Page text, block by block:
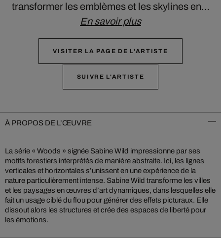
transformer les emblèmes et les skylines en…
En savoir plus
VISITER LA PAGE DE L'ARTISTE
SUIVRE L'ARTISTE
À PROPOS DE L’ŒUVRE
La série « Woods » signée Sabine Wild impressionne par ses
motifs forestiers interprétés de manière abstraite. Ici, les lignes
verticales et horizontales s’unissent en une expérience de la
nature particulièrement intense. Sabine Wild transforme les villes
et les paysages en œuvres d’art dynamiques, dans lesquelles elle
fait un usage ciblé du flou pour générer des effets picturaux. Elle
dissout alors les structures et crée des espaces de liberté pour
les émotions.